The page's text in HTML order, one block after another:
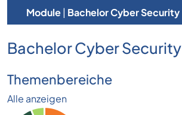
Module| Bachelor Cyber Security
Bachelor Cyber Security
Themenbereiche
Alle anzeigen